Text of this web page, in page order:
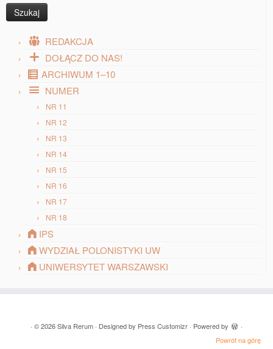
REDAKCJA
DOŁĄCZ DO NAS!
ARCHIWUM 1–10
NUMER
NR 11
NR 12
NR 13
NR 14
NR 15
NR 16
NR 17
NR 18
IPS
WYDZIAŁ POLONISTYKI UW
UNIWERSYTET WARSZAWSKI
· © 2026Silva Rerum · Designed by Press Customizr · Powered by
·
Powrót na górę